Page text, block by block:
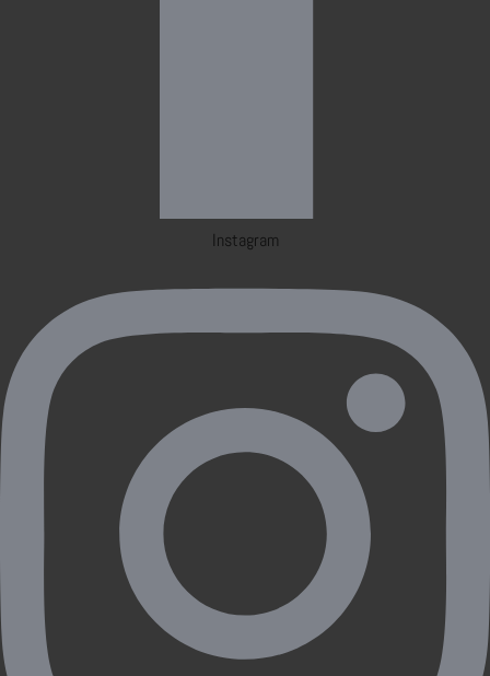
Instagram